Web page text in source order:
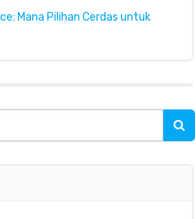
Mana Pilihan Cerdas untuk